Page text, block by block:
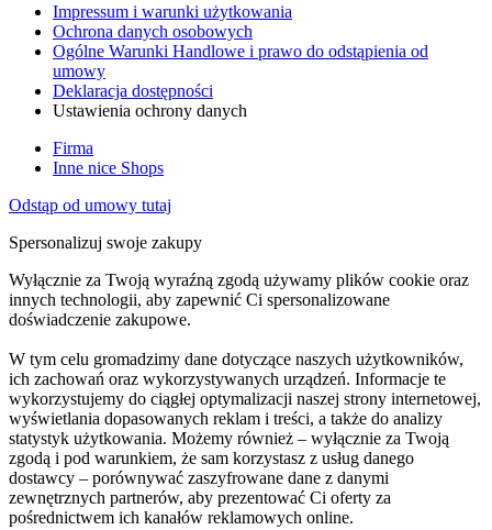
Impressum i warunki użytkowania
Ochrona danych osobowych
Ogólne Warunki Handlowe i prawo do odstąpienia od
umowy
Deklaracja dostępności
Ustawienia ochrony danych
Firma
Inne nice Shops
Odstąp od umowy tutaj
Spersonalizuj swoje zakupy
Wyłącznie za Twoją wyraźną zgodą używamy plików cookie oraz
innych technologii, aby zapewnić Ci spersonalizowane
doświadczenie zakupowe.
W tym celu gromadzimy dane dotyczące naszych użytkowników,
ich zachowań oraz wykorzystywanych urządzeń. Informacje te
wykorzystujemy do ciągłej optymalizacji naszej strony internetowej,
wyświetlania dopasowanych reklam i treści, a także do analizy
statystyk użytkowania. Możemy również – wyłącznie za Twoją
zgodą i pod warunkiem, że sam korzystasz z usług danego
dostawcy – porównywać zaszyfrowane dane z danymi
zewnętrznych partnerów, aby prezentować Ci oferty za
pośrednictwem ich kanałów reklamowych online.